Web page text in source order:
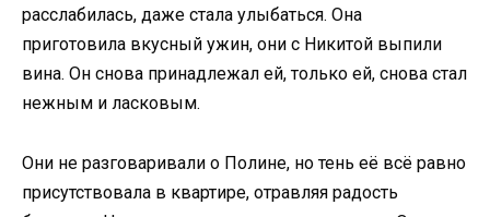
расслабилась, даже стала улыбаться. Она
приготовила вкусный ужин, они с Никитой выпили
вина. Он снова принадлежал ей, только ей, снова стал
нежным и ласковым.
Они не разговаривали о Полине, но тень её всё равно
присутствовала в квартире, отравляя радость